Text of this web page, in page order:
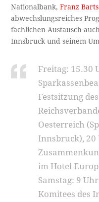
Nationalbank,Franz
abwechslungsreiches
fachlichen Austausch
Innsbruck und seinem
Freitag: 15.30
Festsitzung
Oesterreich
Innsbruck), 20
im Hotel
Samstag: 9
Komi­tees des